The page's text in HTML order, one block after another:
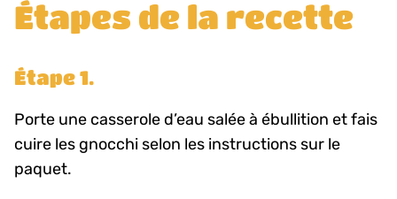
Étapes de la recette
Étape 1.
Porte une casserole d’eau salée à ébullition et fais
cuire les gnocchi selon les instructions sur le
paquet.